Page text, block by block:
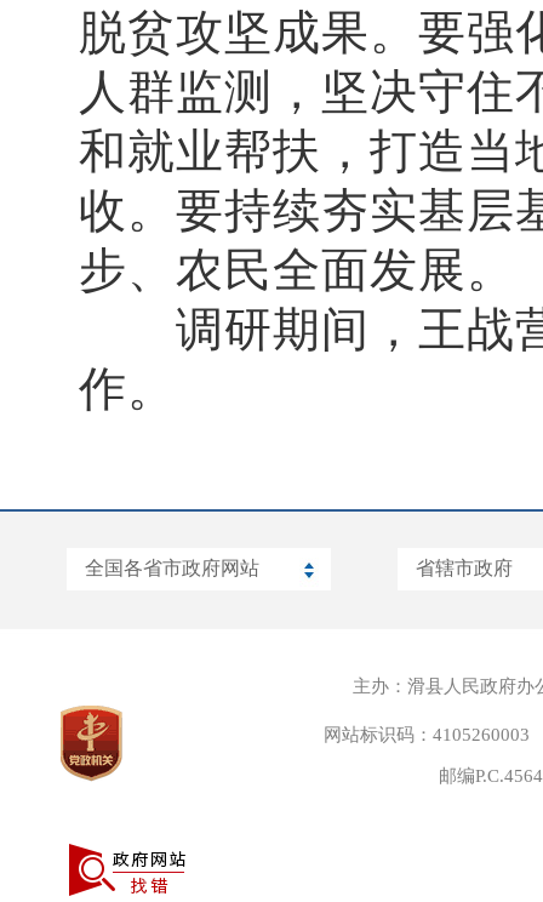
脱贫攻坚成果。要强
人群监测，坚决守住
和就业帮扶，打造当
收。要持续夯实基层
步、农民全面发展。
调研期间，王战营
作。
主办：滑县人民政府办
网站标识码：4105260003
邮编